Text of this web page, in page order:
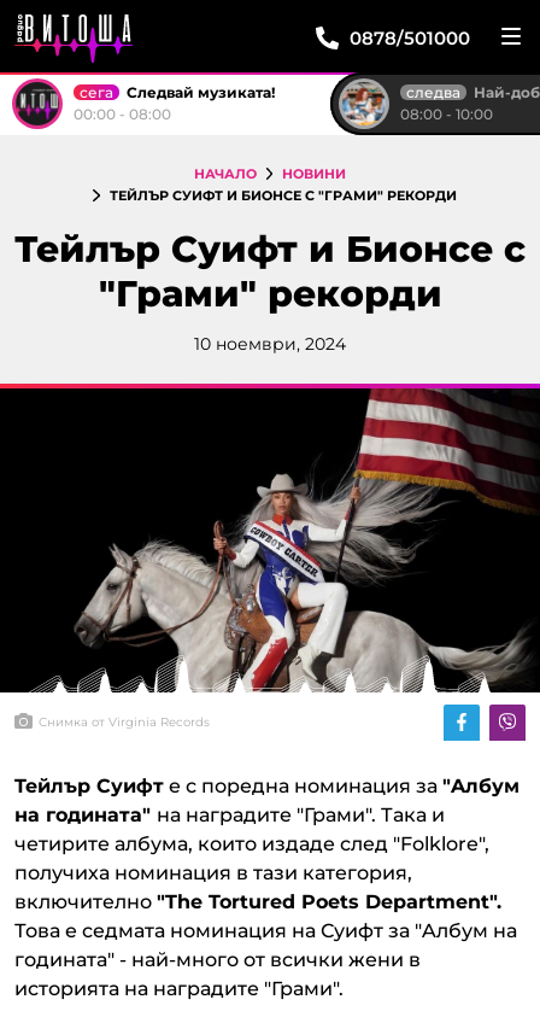
0878/501000
сега
Следвай музиката!
00:00 - 08:00
следва
Най-доброто от
08:00 - 10:00
НАЧАЛО
НОВИНИ
ТЕЙЛЪР СУИФТ И БИОНСЕ С "ГРАМИ" РЕКОРДИ
Тейлър Суифт и Бионсе с
"Грами" рекорди
10 ноември, 2024
Снимка от Virginia Records
Teйлър Суифт е с поредна номинация за "Aлбум
на годината" на наградите "Грами". Така и
четирите албума, които издаде след "Folklore",
получиха номинация в тази категория,
включително "The Tortured Poets Department".
Това е седмата номинация на Суифт за "Aлбум на
годината" - най-много от всички жени в
историята на наградите "Грами".